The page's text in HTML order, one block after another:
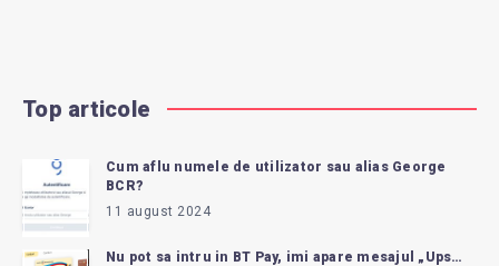
0%
DOBÂNDĂ?
Top articole
Cum aflu numele de utilizator sau alias George
BCR?
11 august 2024
Nu pot sa intru in BT Pay, imi apare mesajul „Ups…